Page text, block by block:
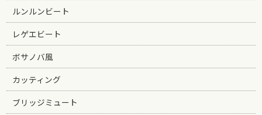
ルンルンビート
レゲエビート
ボサノバ風
カッティング
ブリッジミュート